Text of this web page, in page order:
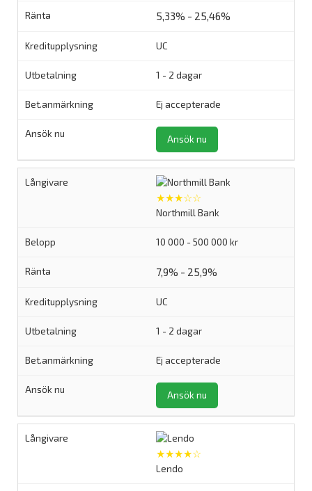
5,33% - 25,46%
UC
1 - 2 dagar
Ej accepterade
Ansök nu
★★★☆☆
Northmill Bank
10 000 - 500 000 kr
7,9% - 25,9%
UC
1 - 2 dagar
Ej accepterade
Ansök nu
★★★★☆
Lendo